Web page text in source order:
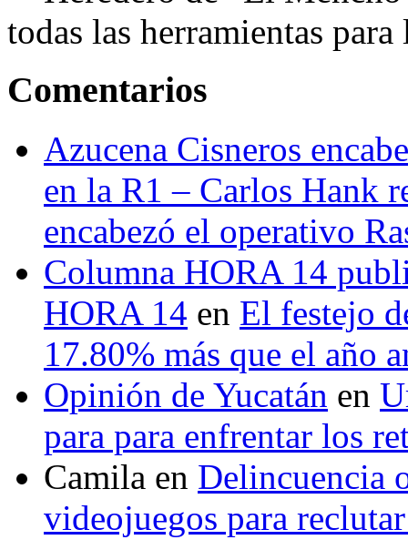
todas las herramientas
Comentarios
Azucena Cisneros
en la R1 – Carlos Hank
encabezó el operativo
Columna HORA 14
HORA 14 en El festejo
17.80% más que el año
Opinión de Yucatán en
para para enfrentar los
Camila en Delincuencia
videojuegos para